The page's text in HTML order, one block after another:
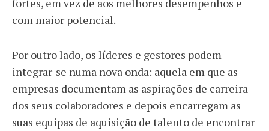
fortes, em vez de aos melhores desempenhos e
com maior potencial.
Por outro lado, os líderes e gestores podem
integrar-se numa nova onda: aquela em que as
empresas documentam as aspirações de carreira
dos seus colaboradores e depois encarregam as
suas equipas de aquisição de talento de encontrar